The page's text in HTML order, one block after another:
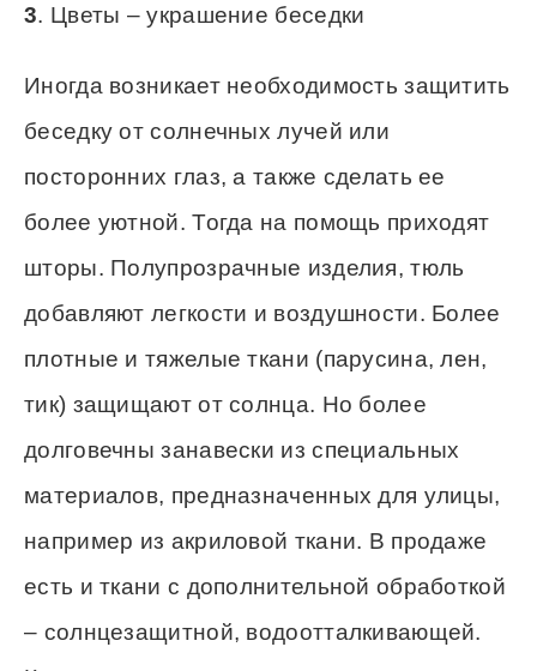
3. Цветы – украшение беседки
Иногда возникает необходимость защитить
беседку от солнечных лучей или
посторонних глаз, а также сделать ее
более уютной. Тогда на помощь приходят
шторы. Полупрозрачные изделия, тюль
добавляют легкости и воздушности. Более
плотные и тяжелые ткани (парусина, лен,
тик) защищают от солнца. Но более
долговечны занавески из специальных
материалов, предназначенных для улицы,
например из акриловой ткани. В продаже
есть и ткани с дополнительной обработкой
– солнцезащитной, водоотталкивающей.